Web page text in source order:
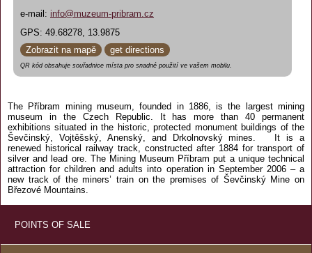
e-mail: info@muzeum-pribram.cz
GPS: 49.68278, 13.9875
Zobrazit na mapě
get directions
QR kód obsahuje souřadnice místa pro snadné použití ve vašem mobilu.
The Příbram mining museum, founded in 1886, is the largest mining
museum in the Czech Republic. It has more than 40 permanent
exhibitions situated in the historic, protected monument buildings of the
Ševčinský, Vojtěšský, Anenský, and Drkolnovský mines. It is a
renewed historical railway track, constructed after 1884 for transport of
silver and lead ore. The Mining Museum Příbram put a unique technical
attraction for children and adults into operation in September 2006 – a
new track of the miners’ train on the premises of Ševčinský Mine on
Březové Mountains.
POINTS OF SALE